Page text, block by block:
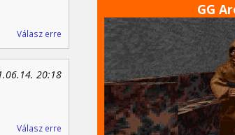
Válasz erre
20:18
Válasz erre
GG